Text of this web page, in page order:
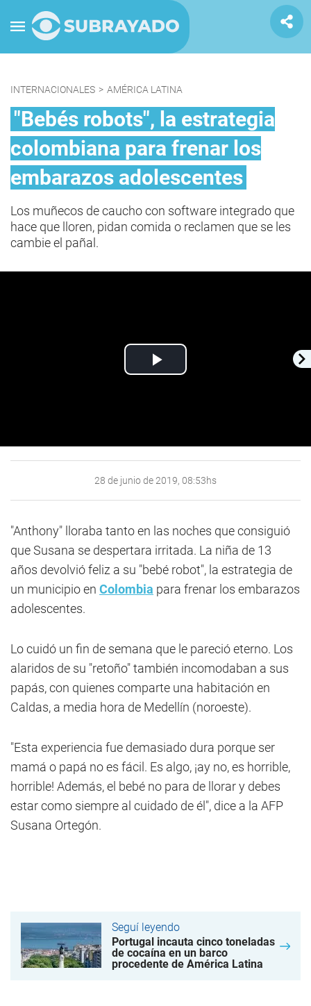
INTERNACIONALES > AMÉRICA LATINA
"Bebés robots", la estrategia
colombiana para frenar los
embarazos adolescentes
Los muñecos de caucho con software integrado que
hace que lloren, pidan comida o reclamen que se les
cambie el pañal.
Play
28 de junio de 2019, 08:53hs
"Anthony" lloraba tanto en las noches que consiguió
que Susana se despertara irritada. La niña de 13
años devolvió feliz a su "bebé robot", la estrategia de
un municipio en Colombia para frenar los embarazos
adolescentes.
Lo cuidó un fin de semana que le pareció eterno. Los
alaridos de su "retoño" también incomodaban a sus
papás, con quienes comparte una habitación en
Caldas, a media hora de Medellín (noroeste).
"Esta experiencia fue demasiado dura porque ser
mamá o papá no es fácil. Es algo, ¡ay no, es horrible,
horrible! Además, el bebé no para de llorar y debes
estar como siempre al cuidado de él", dice a la AFP
Susana Ortegón.
Seguí leyendo
Portugal incauta cinco toneladas
de cocaína en un barco
procedente de América Latina